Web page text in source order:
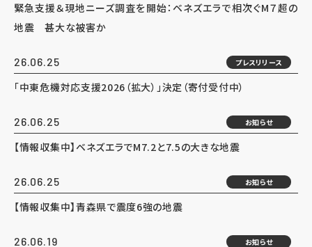
緊急支援＆現地ニーズ調査を開始：ベネズエラで相次ぐM７超の
地震 甚大な被害か
26.06.25 プレスリリース
「中東危機対応支援2026（拡大）」決定（寄付受付中）
26.06.25 お知らせ
【情報収集中】ベネズエラでM7.2と7.5の大きな地震
26.06.25 お知らせ
【情報収集中】青森県で震度6強の地震
26.06.19 お知らせ